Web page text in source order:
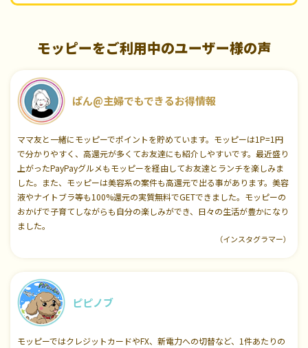
モッピーをご利用中のユーザー様の声
ぱん@主婦でもできるお得情報
ママ友と一緒にモッピーでポイントを貯めています。モッピーは1P=1円
で分かりやすく、高還元が多くてお友達にも紹介しやすいです。最近盛り
上がったPayPayグルメもモッピーを経由してお友達とランチを楽しみま
した。また、モッピーは美容系の案件も高還元で出る事があります。美容
液やナイトブラ等も100%還元の実質無料でGETできました。モッピーの
おかげで子育てしながらも自分の楽しみができ、日々の生活が豊かになり
ました。
（インスタグラマー）
ピピノブ
モッピーではクレジットカードやFX、新電力への切替など、1件あたりの